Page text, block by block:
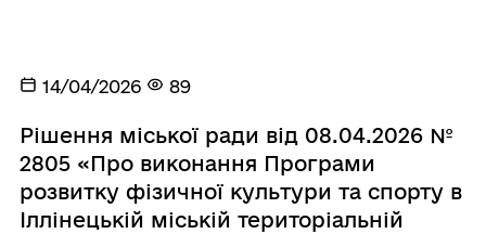
14/04/2026 89
Рішення міської ради від 08.04.2026 №
2805 «Про виконання Програми
розвитку фізичної культури та спорту в
Іллінецькій міській територіальній